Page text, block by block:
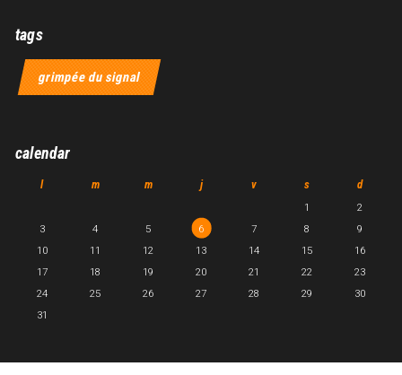
tags
grimpée du signal
calendar
l m m j v s d
1
2
3
4 5 6 7 8
9
10
11 12 13 14 15
16
17
18 19 20 21 22
23
24
25 26 27 28 29
30
31